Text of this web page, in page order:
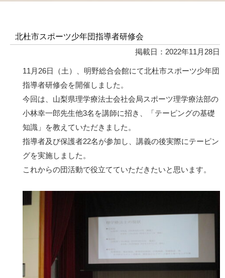
北杜市スポーツ少年団指導者研修会
掲載日：2022年11月28日
11月26日（土）、明野総合会館にて北杜市スポーツ少年団
指導者研修会を開催しました。
今回は、山梨県理学療法士会社会局スポーツ理学療法部の
小林幸一郎先生他3名を講師に招き、「テーピングの基礎
知識」を教えていただきました。
指導者及び保護者22名が参加し、講義の後実際にテーピン
グを実施しました。
これからの団活動で役立てていただきたいと思います。